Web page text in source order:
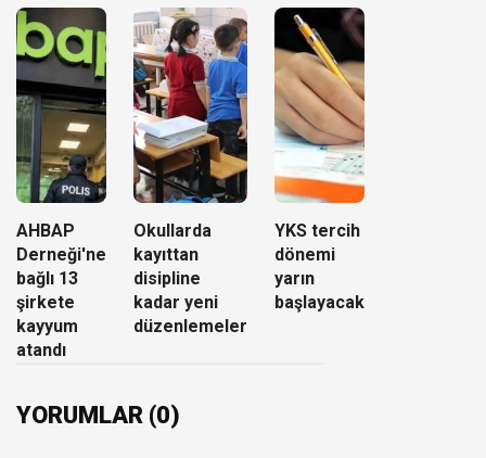
AHBAP
Derneği'ne
bağlı 13
şirkete
kayyum
atandı
Okullarda
kayıttan
disipline
kadar yeni
düzenlemeler
YKS tercih
dönemi
yarın
başlayacak
YORUMLAR (0)